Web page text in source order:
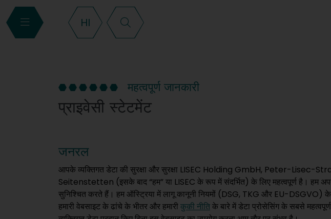
HI
महत्वपूर्ण जानकारी
प्राइवेसी स्टेटमेंट
जनरल
आपके व्यक्तिगत डेटा की सुरक्षा और सुरक्षा LISEC Holding GmbH, Peter-
Seitenstetten (इसके बाद “हम” या LISEC के रूप में संदर्भित) के लिए महत्वपूर्ण है। हम
सुनिश्चित करते हैं। हम ऑस्ट्रिया में लागू कानूनी नियमों (DSG, TKG और EU-DSGVO)
हमारी वेबसाइट के ढांचे के भीतर और हमारीकुकी नीतिके बारे में डेटा प्रोसेसिंग के सबसे